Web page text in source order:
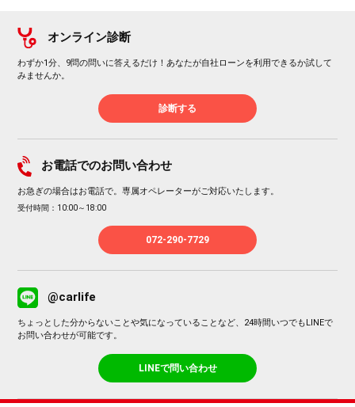
オンライン診断
わずか1分、9問の問いに答えるだけ！あなたが自社ローンを利用できるか試して
みませんか。
診断する
お電話でのお問い合わせ
お急ぎの場合はお電話で。専属オペレーターがご対応いたします。
受付時間：10:00～18:00
072-290-7729
@carlife
ちょっとした分からないことや気になっていることなど、24時間いつでもLINEで
お問い合わせが可能です。
LINEで問い合わせ